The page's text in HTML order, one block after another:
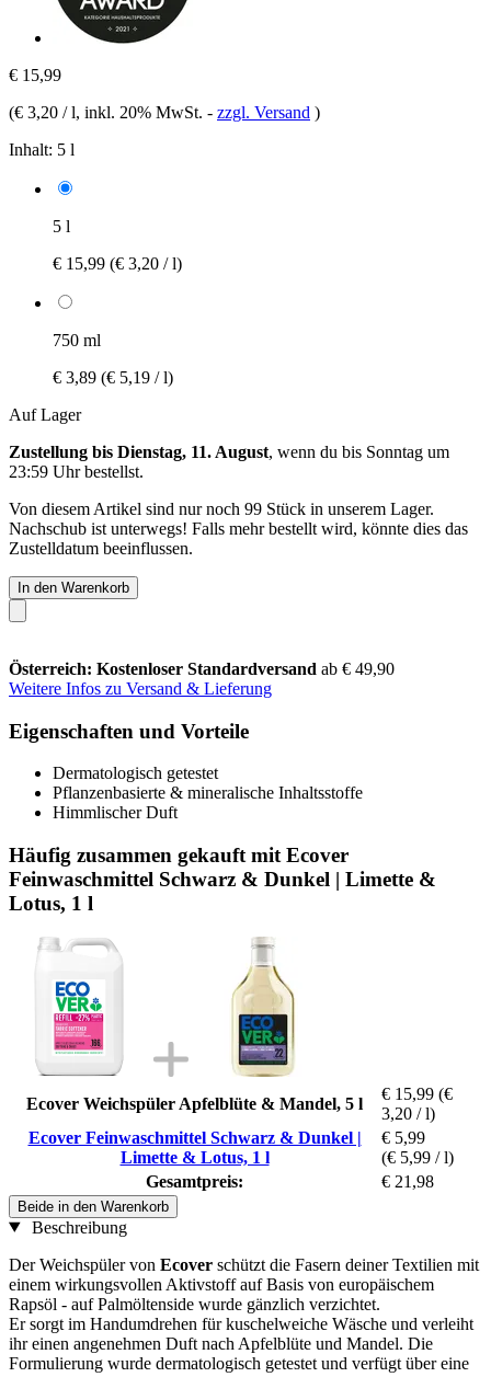
€ 15,99
(€ 3,20 / l, inkl. 20% MwSt. - zzgl. Versand )
Inhalt: 5 l
5 l
€ 15,99 (€ 3,20 / l)
750 ml
€ 3,89 (€ 5,19 / l)
Auf Lager
Zustellung bis Dienstag, 11. August, wenn du bis Sonntag um
23:59 Uhrbestellst.
Von diesem Artikel sind nur noch 99 Stück in unserem Lager.
Nachschub ist unterwegs! Falls mehr bestellt wird, könnte dies das
Zustelldatum beeinflussen.
In den Warenkorb
Österreich: Kostenloser Standardversand ab € 49,90
Weitere Infos zu Versand & Lieferung
Eigenschaften und Vorteile
Dermatologisch getestet
Pflanzenbasierte & mineralische Inhaltsstoffe
Himmlischer Duft
Häufig zusammen gekauft mit Ecover
Feinwaschmittel Schwarz & Dunkel | Limette &
Lotus, 1 l
Ecover Weichspüler Apfelblüte & Mandel, 5 l
€ 15,99 (€
3,20 / l)
Ecover Feinwaschmittel Schwarz & Dunkel |
Limette & Lotus, 1 l
€ 5,99
(€ 5,99 / l)
Gesamtpreis:
€ 21,98
Beide in den Warenkorb
Beschreibung
Der Weichspüler von Ecover schützt die Fasern deiner Textilien mit
einem wirkungsvollen Aktivstoff auf Basis von europäischem
Rapsöl - auf Palmöltenside wurde gänzlich verzichtet.
Er sorgt im Handumdrehen für kuschelweiche Wäsche und verleiht
ihr einen angenehmen Duft nach Apfelblüte und Mandel. Die
Formulierung wurde dermatologisch getestet und verfügt über eine